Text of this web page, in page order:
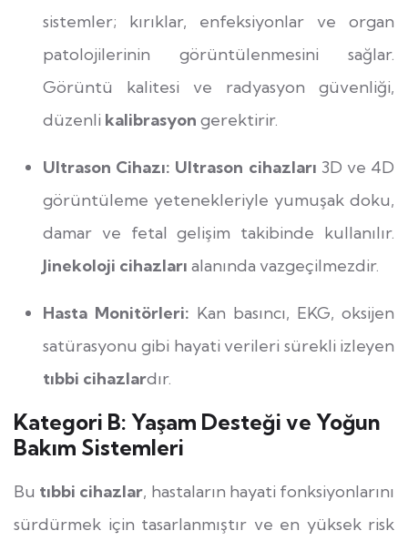
sistemler; kırıklar, enfeksiyonlar ve organ
patolojilerinin görüntülenmesini sağlar.
Görüntü kalitesi ve radyasyon güvenliği,
düzenli kalibrasyon gerektirir.
Ultrason Cihazı: Ultrason cihazları 3D ve 4D
görüntüleme yetenekleriyle yumuşak doku,
damar ve fetal gelişim takibinde kullanılır.
Jinekoloji cihazları alanında vazgeçilmezdir.
Hasta Monitörleri: Kan basıncı, EKG, oksijen
satürasyonu gibi hayati verileri sürekli izleyen
tıbbi cihazlardır.
Kategori B: Yaşam Desteği ve Yoğun
Bakım Sistemleri
Bu tıbbi cihazlar, hastaların hayati fonksiyonlarını
sürdürmek için tasarlanmıştır ve en yüksek risk